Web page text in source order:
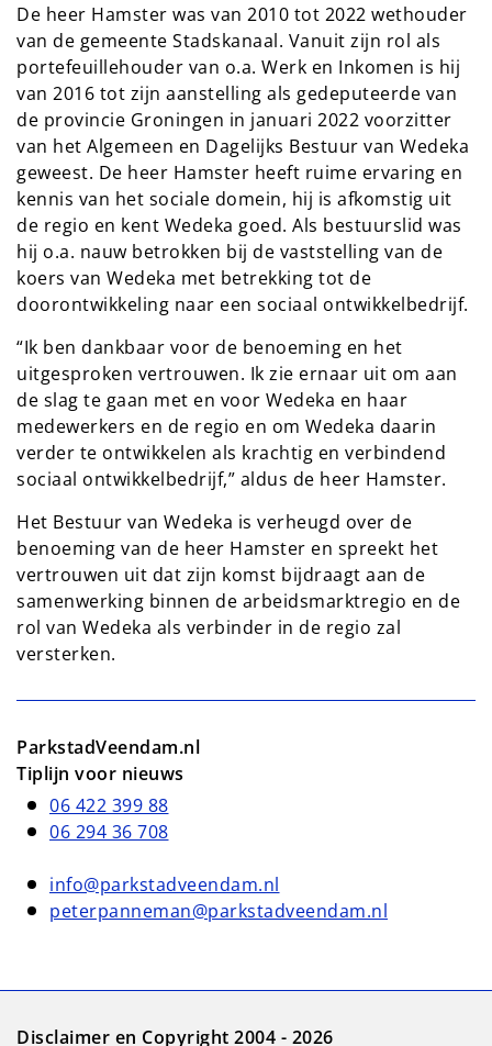
De heer Hamster was van 2010 tot 2022 wethouder
van de gemeente Stadskanaal. Vanuit zijn rol als
portefeuillehouder van o.a. Werk en Inkomen is hij
van 2016 tot zijn aanstelling als gedeputeerde van
de provincie Groningen in januari 2022 voorzitter
van het Algemeen en Dagelijks Bestuur van Wedeka
geweest. De heer Hamster heeft ruime ervaring en
kennis van het sociale domein, hij is afkomstig uit
de regio en kent Wedeka goed. Als bestuurslid was
hij o.a. nauw betrokken bij de vaststelling van de
koers van Wedeka met betrekking tot de
doorontwikkeling naar een sociaal ontwikkelbedrijf.
“Ik ben dankbaar voor de benoeming en het
uitgesproken vertrouwen. Ik zie ernaar uit om aan
de slag te gaan met en voor Wedeka en haar
medewerkers en de regio en om Wedeka daarin
verder te ontwikkelen als krachtig en verbindend
sociaal ontwikkelbedrijf,” aldus de heer Hamster.
Het Bestuur van Wedeka is verheugd over de
benoeming van de heer Hamster en spreekt het
vertrouwen uit dat zijn komst bijdraagt aan de
samenwerking binnen de arbeidsmarktregio en de
rol van Wedeka als verbinder in de regio zal
versterken.
ParkstadVeendam.nl
Tiplijn voor nieuws
06 422 399 88
06 294 36 708
info@parkstadveendam.nl
peterpanneman@parkstadveendam.nl
Disclaimer en Copyright 2004 - 2026